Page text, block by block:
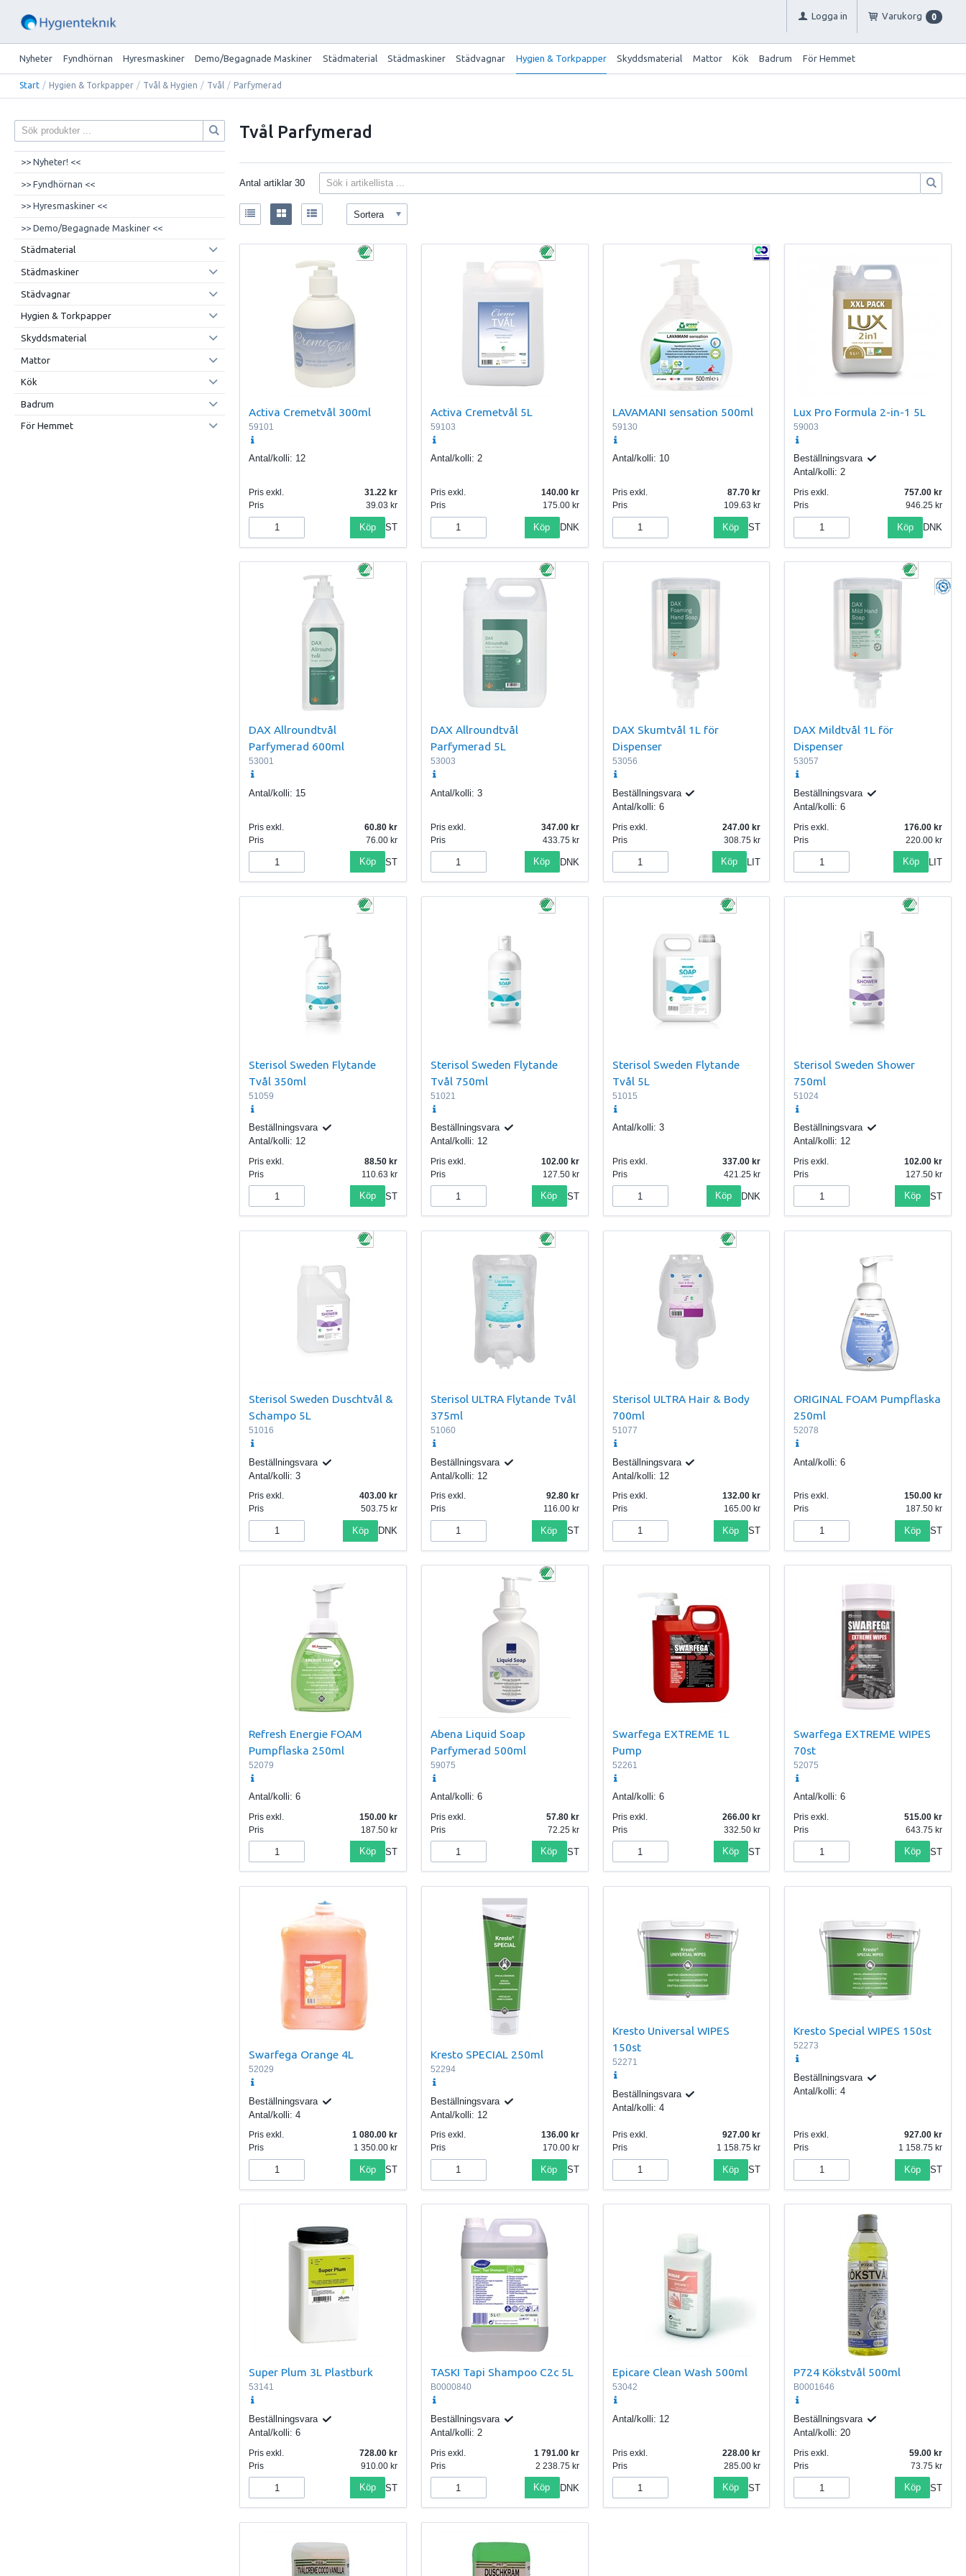
Logga in Varukorg 0
Nyheter Fyndhörnan Hyresmaskiner Demo/Begagnade Maskiner Städmaterial Städmaskiner Städvagnar Hygien & Torkpapper Skyddsmaterial Mattor Kök Badrum För Hemmet
Start / Hygien & Torkpapper / Tvål & Hygien / Tvål / Parfymerad
>> Nyheter! <<
>> Fyndhörnan <<
>> Hyresmaskiner <<
>> Demo/Begagnade Maskiner <<
Städmaterial
Städmaskiner
Städvagnar
Hygien & Torkpapper
Skyddsmaterial
Mattor
Kök
Badrum
För Hemmet
Tvål Parfymerad
Antal artiklar30
Sortera
Activa Cremetvål 300ml
59101
Antal/kolli: 12
Pris exkl.
31.22
Pris
39.03
Köp ST
Activa Cremetvål 5L
59103
Antal/kolli: 2
Pris exkl.
140.00
Pris
175.00
Köp DNK
LAVAMANI sensation 500ml
59130
Antal/kolli: 10
Pris exkl.
87.70
Pris
109.63
Köp ST
Lux Pro Formula 2-in-1 5L
59003
Beställningsvara
Antal/kolli:2
Pris exkl.
757.00
Pris
946.25
Köp DNK
DAX Allroundtvål
Parfymerad 600ml
53001
Antal/kolli: 15
Pris exkl.
60.80
Pris
76.00
Köp ST
DAX Allroundtvål
Parfymerad 5L
53003
Antal/kolli: 3
Pris exkl.
347.00
Pris
433.75
Köp DNK
DAX Skumtvål 1L för
Dispenser
53056
Beställningsvara
Antal/kolli: 6
Pris exkl.
247.00
Pris
308.75
Köp LIT
DAX Mildtvål 1L för
Dispenser
53057
Beställningsvara
Antal/kolli:6
Pris exkl.
176.00
Pris
220.00
Köp LIT
Sterisol Sweden Flytande
Tvål 350ml
51059
Beställningsvara
Antal/kolli: 12
Pris exkl.
88.50
Pris
110.63
Köp ST
Sterisol Sweden Flytande
Tvål 750ml
51021
Beställningsvara
Antal/kolli: 12
Pris exkl.
102.00
Pris
127.50
Köp ST
Sterisol Sweden Flytande
Tvål 5L
51015
Antal/kolli: 3
Pris exkl.
337.00
Pris
421.25
Köp DNK
Sterisol Sweden Shower
750ml
51024
Beställningsvara
Antal/kolli: 12
Pris exkl.
102.00
Pris
127.50
Köp ST
Sterisol Sweden Duschtvål &
Schampo 5L
51016
Beställningsvara
Antal/kolli:3
Pris exkl.
403.00
Pris
503.75
Köp DNK
Sterisol ULTRA Flytande Tvål
375ml
51060
Beställningsvara
Antal/kolli: 12
Pris exkl.
92.80
Pris
116.00
Köp ST
Sterisol ULTRA Hair & Body
700ml
51077
Beställningsvara
Antal/kolli: 12
Pris exkl.
132.00
Pris
165.00
Köp ST
ORIGINAL FOAM Pumpflaska
250ml
52078
Antal/kolli:6
Pris exkl.
150.00
Pris
187.50
Köp ST
Refresh Energie FOAM
Pumpflaska 250ml
52079
Antal/kolli:6
Pris exkl.
150.00
Pris
187.50
Köp ST
Abena Liquid Soap
Parfymerad 500ml
59075
Antal/kolli: 6
Pris exkl.
57.80
Pris
72.25
Köp ST
Swarfega EXTREME 1L
Pump
52261
Antal/kolli: 6
Pris exkl.
266.00
Pris
332.50
Köp ST
Swarfega EXTREME WIPES
70st
52075
Antal/kolli:6
Pris exkl.
515.00
Pris
643.75
Köp ST
Swarfega Orange 4L
52029
Beställningsvara
Antal/kolli:4
Pris exkl.
1 080.00
Pris
1 350.00
Köp ST
Kresto SPECIAL 250ml
52294
Beställningsvara
Antal/kolli: 12
Pris exkl.
136.00
Pris
170.00
Köp ST
Kresto Universal WIPES
150st
52271
Beställningsvara
Antal/kolli: 4
Pris exkl.
927.00
Pris
1 158.75
Köp ST
Kresto Special WIPES 150st
52273
Beställningsvara
Antal/kolli:4
Pris exkl.
927.00
Pris
1 158.75
Köp ST
Super Plum 3L Plastburk
53141
Beställningsvara
Antal/kolli:6
Pris exkl.
728.00
Pris
910.00
Köp ST
TASKI Tapi Shampoo C2c 5L
B0000840
Beställningsvara
Antal/kolli: 2
Pris exkl.
1 791.00
Pris
2 238.75
Köp DNK
Epicare Clean Wash 500ml
53042
Antal/kolli: 12
Pris exkl.
228.00
Pris
285.00
Köp ST
P724 Kökstvål 500ml
B0001646
Beställningsvara
Antal/kolli: 20
Pris exkl.
59.00
Pris
73.75
Köp ST